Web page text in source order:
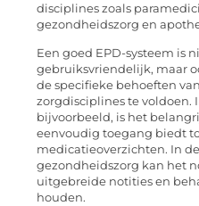
disciplines zoals
gezondheidszorg en
Een goed EPD-systeem is
gebruiksvriendelijk, maar
de specifieke behoeften
zorgdisciplines te voldoen.
bijvoorbeeld, is het
eenvoudig toegang biedt
medicatieoverzichten. In
gezondheidszorg kan het
uitgebreide notities en
houden.